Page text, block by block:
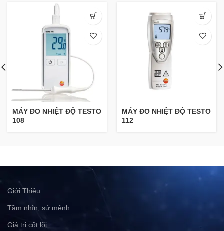
MÁY ĐO NHIỆT ĐỘ TESTO
108
MÁY ĐO NHIỆT ĐỘ TESTO
112
Giới Thiệu
Tầm nhìn, sứ mệnh
Giá trị cốt lõi